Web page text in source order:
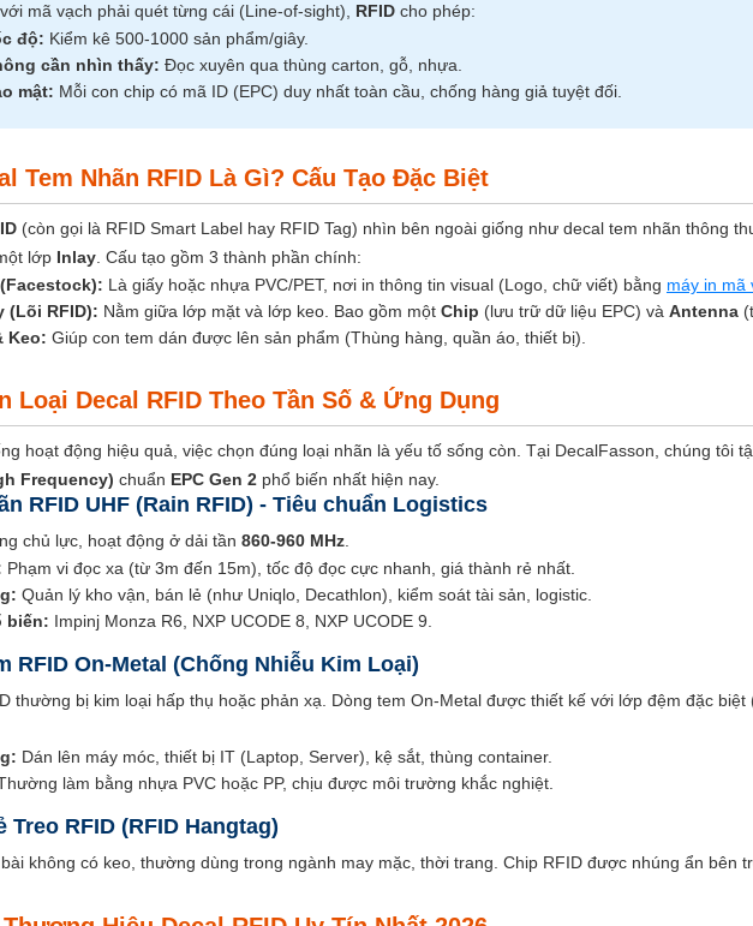
mã vạch phải quét từng cái (Line-of-sight), RFID cho phép:
độ: Kiểm kê 500-1000 sản phẩm/giây.
cần nhìn thấy: Đọc xuyên qua thùng carton, gỗ, nhựa.
mật: Mỗi con chip có mã ID (EPC) duy nhất toàn cầu, chống hàng giả tuyệt đối.
Tem Nhãn RFID Là Gì? Cấu Tạo Đặc Biệt
(còn gọi là RFID Smart Label hay RFID Tag) nhìn bên ngoài giống như decal tem nhãn thông
lớp Inlay . Cấu tạo gồm 3 thành phần chính:
Là giấy hoặc nhựa PVC/PET, nơi in thông tin visual (Logo, chữ viết) bằng máy in mã
(Lõi RFID): Nằm giữa lớp mặt và lớp keo. Bao gồm một Chip (lưu trữ dữ liệu EPC) và Antenna
Keo: Giúp con tem dán được lên sản phẩm (Thùng hàng, quần áo, thiết bị).
Loại Decal RFID Theo Tần Số & Ứng Dụng
hoạt động hiệu quả, việc chọn đúng loại nhãn là yếu tố sống còn. Tại DecalFasson, chúng tôi
Frequency) chuẩn EPC Gen 2 phổ biến nhất hiện nay.
RFID UHF (Rain RFID) - Tiêu chuẩn Logistics
chủ lực, hoạt động ở dải tần 860-960 MHz
Phạm vi đọc xa (từ 3m đến 15m), tốc độ đọc cực nhanh, giá thành rẻ nhất.
Quản lý kho vận, bán lẻ (như Uniqlo, Decathlon), kiểm soát tài sản, logistic.
biến: Impinj Monza R6, NXP UCODE 8, NXP UCODE 9.
RFID On-Metal (Chống Nhiễu Kim Loại)
thường bị kim loại hấp thụ hoặc phản xạ. Dòng tem On-Metal được thiết kế với lớp đệm đặc biệt
Dán lên máy móc, thiết bị IT (Laptop, Server), kệ sắt, thùng container.
làm bằng nhựa PVC hoặc PP, chịu được môi trường khắc nghiệt.
Treo RFID (RFID Hangtag)
không có keo, thường dùng trong ngành may mặc, thời trang. Chip RFID được nhúng ẩn bên